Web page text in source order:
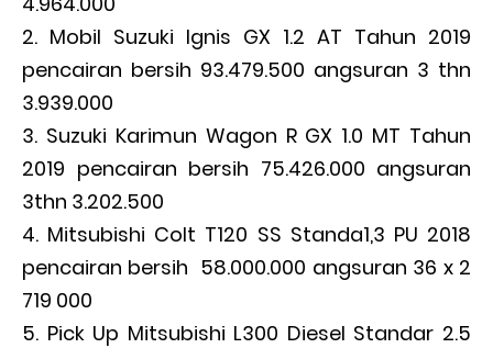
Mobil Suzuki Ignis GX 1.2 AT Tahun 2019
pencairan bersih 93.479.500 angsuran 3 thn
3.939.000
Suzuki Karimun Wagon R GX 1.0 MT Tahun
2019 pencairan bersih 75.426.000 angsuran
3thn 3.202.500
Mitsubishi Colt T120 SS Standa1,3 PU 2018
pencairan bersih 58.000.000 angsuran 36 x 2
719 000
Pick Up Mitsubishi L300 Diesel Standar 2.5